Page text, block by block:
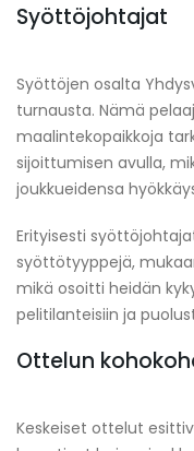
Syöttöjohtajat
Syöttöjen osalta
turnausta. Nämä
maalintekopaikkoja
sijoittumisen avulla,
joukkueidensa
Erityisesti
syöttötyyppejä,
mikä osoitti heidän
pelitilanteisiin ja
Ottelun
Keskeiset ottelut